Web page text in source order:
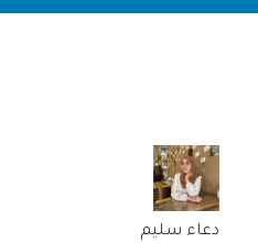
دعاء سليم